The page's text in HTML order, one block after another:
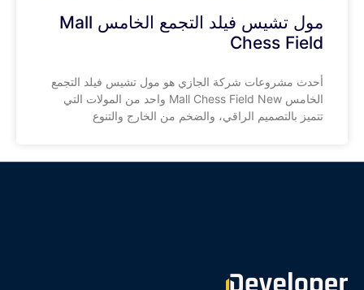
مول تشيس فيلد التجمع الخامس Mall
Chess Field
أحدث مشروعات شركة الجازي هو مول تشيس فيلد التجمع
الخامس Mall Chess Field New واحد من المولات التي
تتميز بالتصميم الراقي، والضخم من الخارج والتنوع